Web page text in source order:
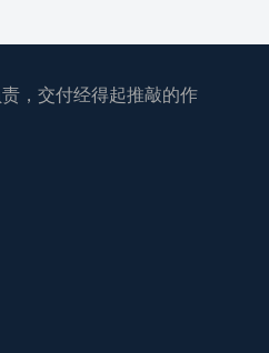
，交付经得起推敲的作